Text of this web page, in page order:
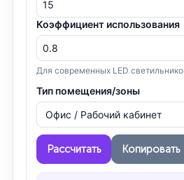
Коэффициент использования
Для современных LED
Тип помещения/зоны
Рассчитать Копировать